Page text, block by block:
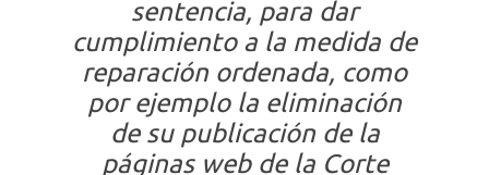
sentencia, para dar
cumplimiento a la medida de
reparación ordenada, como
por ejemplo la eliminación
de su publicación de la
páginas web de la Corte